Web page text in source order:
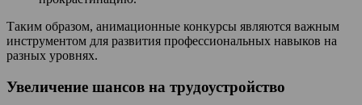
Таким образом, анимационные конкурсы являются важным
инструментом для развития профессиональных навыков на
разных уровнях.
Увеличение шансов на трудоустройство